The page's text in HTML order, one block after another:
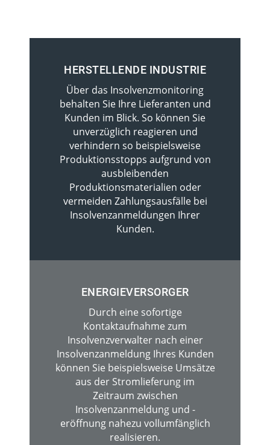
HERSTELLENDE INDUSTRIE
Über das Insolvenzmonitoring
behalten Sie Ihre Lieferanten und
Kunden im Blick. So können Sie
unverzüglich reagieren und
verhindern so beispielsweise
Produktionsstopps aufgrund von
ausbleibenden
Produktionsmaterialien oder
vermeiden Zahlungsausfälle bei
Insolvenzanmeldungen Ihrer
Kunden.
ENERGIEVERSORGER
Durch eine sofortige
Kontaktaufnahme zum
Insolvenzverwalter nach einer
Insolvenzanmeldung Ihres Kunden
können Sie beispielsweise Umsätze
aus der Stromlieferung im
Zeitraum zwischen
Insolvenzanmeldung und -
eröffnung nahezu vollumfänglich
realisieren.